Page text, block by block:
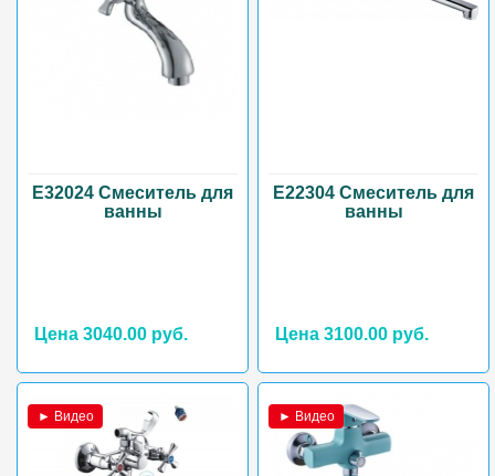
E32024 Смеситель для
ванны
Цена 3040.00 руб.
E22304 Смеситель для
ванны
Цена 3100.00 руб.
► Видео ► Видео